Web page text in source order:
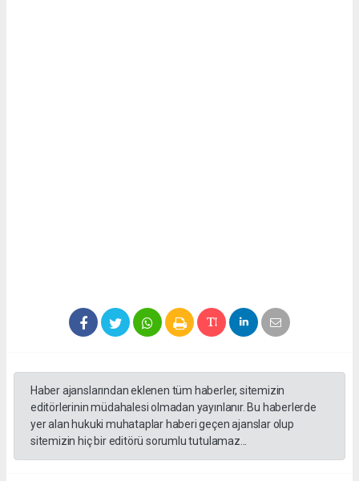
Haber ajanslarından eklenen tüm haberler, sitemizin
editörlerinin müdahalesi olmadan yayınlanır. Bu haberlerde
yer alan hukuki muhataplar haberi geçen ajanslar olup
sitemizin hiç bir editörü sorumlu tutulamaz...